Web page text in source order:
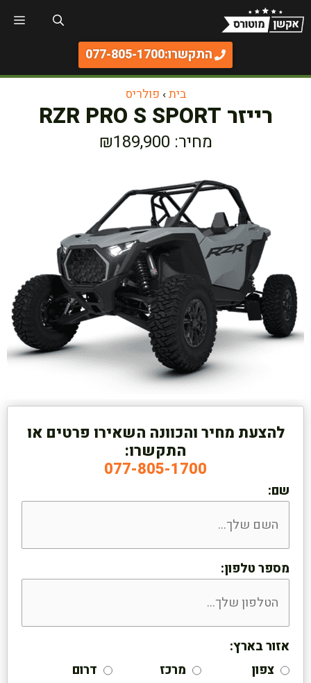
לתוכן
התקשרו:077-805-1700
בית› פולריס
רייזר RZR PRO S SPORT
מחיר: ₪189,900
להצעת מחיר והכוונה השאירו פרטים או
התקשרו:
077-805-1700
שם:
מספר טלפון:
אזור בארץ:
צפון
מרכז דרום